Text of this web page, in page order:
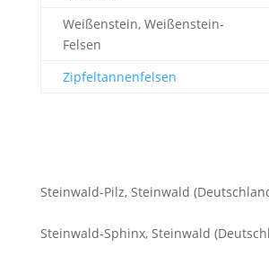
Weißenstein, Weißenstein-
Felsen
Zipfeltannenfelsen
Steinwald-Pilz, Steinwald
Steinwald-Sphinx, Steinwald